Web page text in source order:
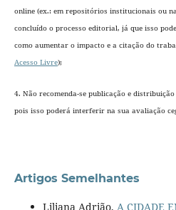
online (ex.: em repositórios institucionais ou
concluído o processo editorial, já que isso
como aumentar o impacto e a citação do
Acesso Livre);
4. Não recomenda-se publicação e
pois isso poderá interferir na sua avaliação
Artigos Semelhantes
Liliana Adrião, A CIDADE